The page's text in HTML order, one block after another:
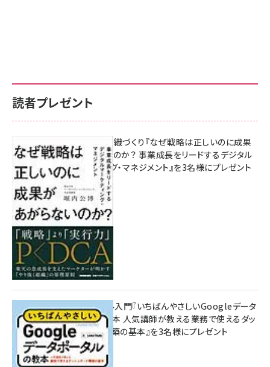
読者プレゼント
成果を生む組織づくり『なぜ戦略は正しいのに成果
があがらないのか？ 事業成長をリードするデジタル
マーケティング・マネジメント』を3名様にプレゼント
8月7日 10:00
無料BIツール入門『いちばんやさしいGoogleデータ
ポータルの教本 人気講師が教える業務で使えるダッ
シュボード構築の基本』を3名様にプレゼント
7月31日 10:00